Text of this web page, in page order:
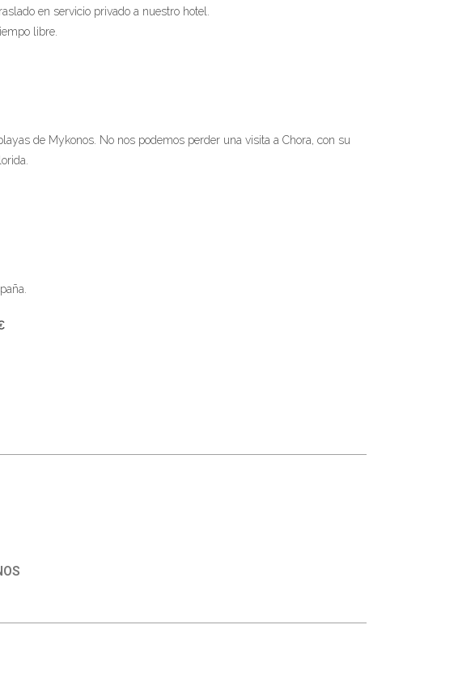
en servicio privado a nuestro hotel.
libre.
de Mykonos. No nos podemos perder una visita a Chora, con su